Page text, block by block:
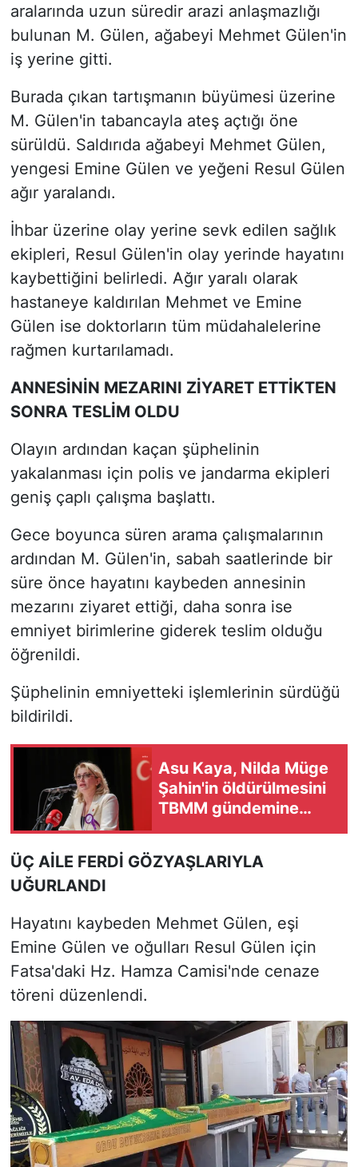
aralarında uzun süredir arazi anlaşmazlığı
bulunan M. Gülen, ağabeyi Mehmet Gülen'in
iş yerine gitti.
Burada çıkan tartışmanın büyümesi üzerine
M. Gülen'in tabancayla ateş açtığı öne
sürüldü. Saldırıda ağabeyi Mehmet Gülen,
yengesi Emine Gülen ve yeğeni Resul Gülen
ağır yaralandı.
İhbar üzerine olay yerine sevk edilen sağlık
ekipleri, Resul Gülen'in olay yerinde hayatını
kaybettiğini belirledi. Ağır yaralı olarak
hastaneye kaldırılan Mehmet ve Emine
Gülen ise doktorların tüm müdahalelerine
rağmen kurtarılamadı.
ANNESİNİN MEZARINI ZİYARET ETTİKTEN
SONRA TESLİM OLDU
Olayın ardından kaçan şüphelinin
yakalanması için polis ve jandarma ekipleri
geniş çaplı çalışma başlattı.
Gece boyunca süren arama çalışmalarının
ardından M. Gülen'in, sabah saatlerinde bir
süre önce hayatını kaybeden annesinin
mezarını ziyaret ettiği, daha sonra ise
emniyet birimlerine giderek teslim olduğu
öğrenildi.
Şüphelinin emniyetteki işlemlerinin sürdüğü
bildirildi.
Asu Kaya, Nilda Müge
Şahin'in öldürülmesini
TBMM gündemine
ÜÇ AİLE FERDİ GÖZYAŞLARIYLA
UĞURLANDI
Hayatını kaybeden Mehmet Gülen, eşi
Emine Gülen ve oğulları Resul Gülen için
Fatsa'daki Hz. Hamza Camisi'nde cenaze
töreni düzenlendi.